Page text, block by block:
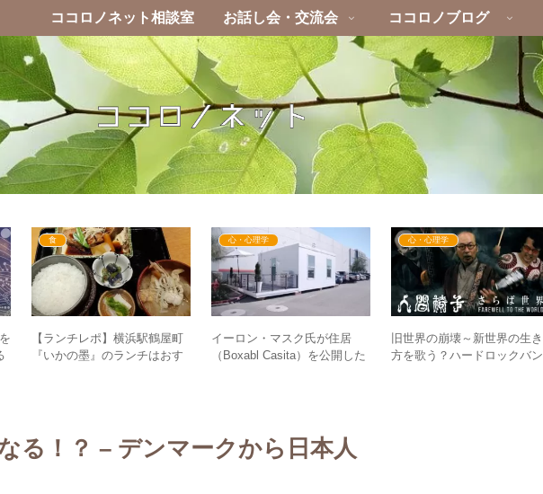
ココロノネット相談室 お話し会・交流会 ココロノブログ
食
【ランチレポ】横浜駅鶴屋町
『いかの墨』のランチはおす
心・心理学
イーロン・マスク氏が住居
（Boxabl Casita）を公開した
心・心理学
旧世界の崩壊～新世界の生き
方を歌う？ハードロックバン
る！？ – デンマークから日本人